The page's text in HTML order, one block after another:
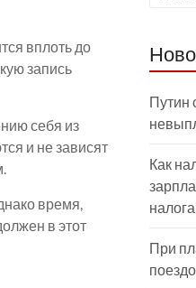
вплоть до
запись
себя из
и не зависят
время,
в этот
Путин
Как
При